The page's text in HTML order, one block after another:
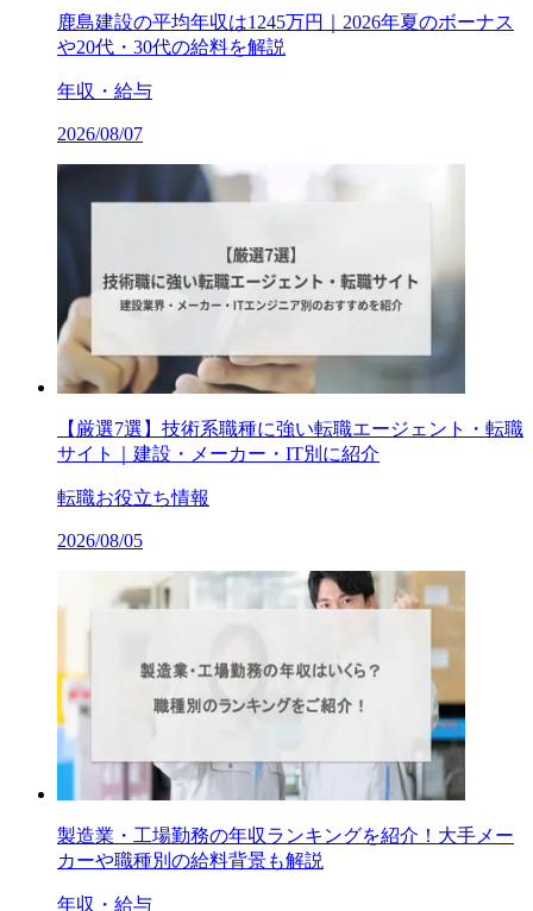
鹿島建設の平均年収は1245万円｜2026年夏のボーナス
や20代・30代の給料を解説
年収・給与
2026/08/07
【厳選7選】技術系職種に強い転職エージェント・転職
サイト｜建設・メーカー・IT別に紹介
転職お役立ち情報
2026/08/05
製造業・工場勤務の年収ランキングを紹介！大手メー
カーや職種別の給料背景も解説
年収・給与